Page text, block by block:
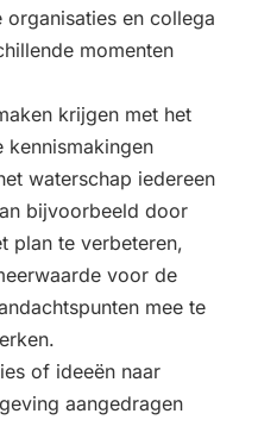
en collega
momenten
krijgen met het
waterschap iedereen
bijvoorbeeld door
plan te verbeteren,
voor de
mee te
of ideeën naar
aangedragen